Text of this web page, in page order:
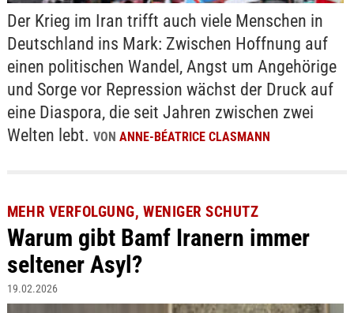
Der Krieg im Iran trifft auch viele Menschen in
Deutschland ins Mark: Zwischen Hoffnung auf
einen politischen Wandel, Angst um Angehörige
und Sorge vor Repression wächst der Druck auf
eine Diaspora, die seit Jahren zwischen zwei
Welten lebt. VON ANNE-BÉATRICE CLASMANN
MEHR VERFOLGUNG, WENIGER SCHUTZ
Warum gibt Bamf Iranern immer
seltener Asyl?
19.02.2026